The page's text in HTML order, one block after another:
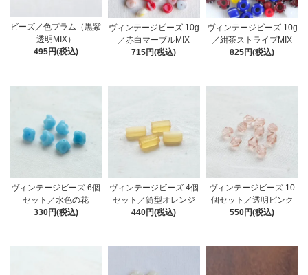
ビーズ／色プラム（黒紫
透明MIX）
495円(税込)
ヴィンテージビーズ 10g
／赤白マーブルMIX
715円(税込)
ヴィンテージビーズ 10g
／紺茶ストライプMIX
825円(税込)
ヴィンテージビーズ 6個
セット／水色の花
330円(税込)
ヴィンテージビーズ 4個
セット／筒型オレンジ
440円(税込)
ヴィンテージビーズ 10
個セット／透明ピンク
550円(税込)